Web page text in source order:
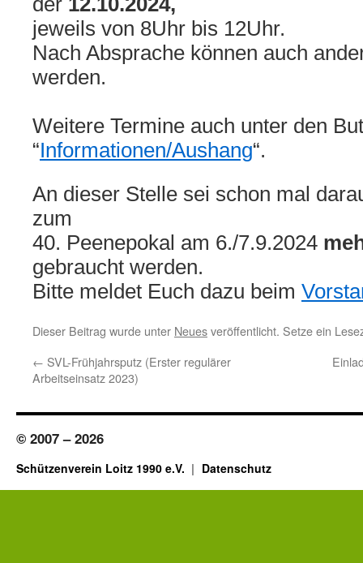
jeweils von 8Uhr bis 12Uhr.
Nach Absprache können auch
werden.
Weitere Termine auch unter den
“Informationen/Aushang“.
An dieser Stelle sei schon mal
zum
40. Peenepokal am 6./7.9.2024
gebraucht werden.
Bitte meldet Euch dazu beim
Dieser Beitrag wurde unter Neuesveröffentlicht. Setze ein
← SVL-Frühjahrsputz (Erster regulärer
Arbeitseinsatz 2023)
© 2007 – 2026
Schützenverein Loitz 1990 e.V. Datenschutz